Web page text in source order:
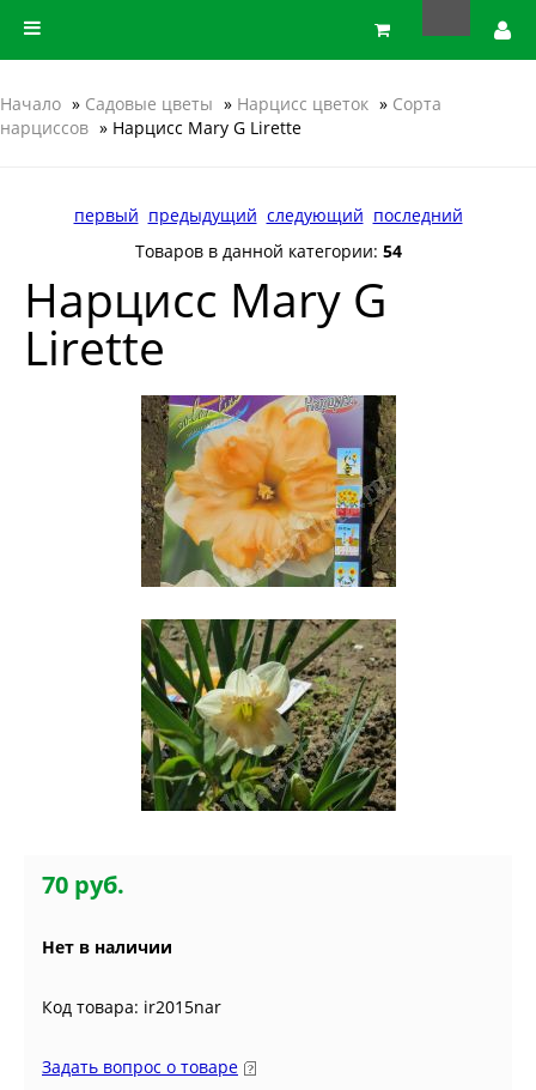
Начало » Садовые цветы » Нарцисс цветок » Сорта
нарциссов » Нарцисс Mary G Lirette
первый предыдущий следующий последний
Товаров в данной категории: 54
Нарцисс Mary G
Lirette
70 руб.
Нет в наличии
Код товара: ir2015nar
Задать вопрос о товаре